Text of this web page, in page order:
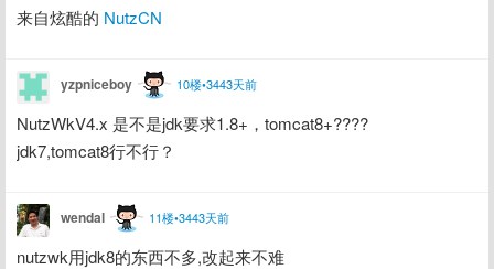
来自炫酷的 NutzCN
yzpniceboy 10楼•3443天前
NutzWkV4.x 是不是jdk要求1.8+，tomcat8+????
jdk7,tomcat8行不行？
wendal 11楼•3443天前
nutzwk用jdk8的东西不多,改起来不难